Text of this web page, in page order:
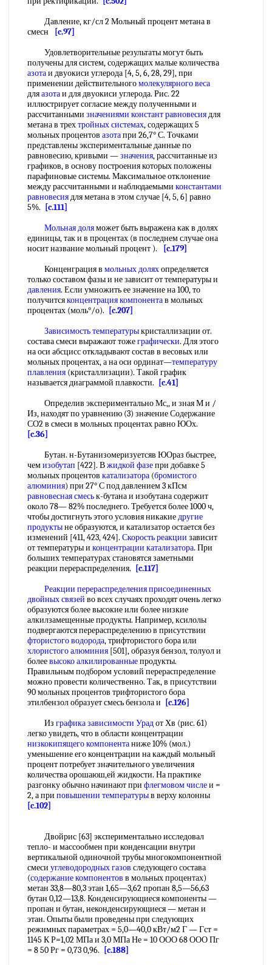
Давление, кг/сл 2 Мольный процент метана в
смесн
[c.97]
Удовлетворительные результаты могут быть
получены для систем, содержащих малые количества
азотаи двуокиси углерода [4, 5, 6, 28, 29], при
применении действительногомолекулярного веса
дляазотаи для двуокиси углерода. Рис. 22
иллюстрирует согласие между полученными и
рассчитанными значениями констант равновесиядля
метана в трехтройных системах, содержащих 5
мольных процентов азотапри 26,7° С. Точками
представлены экспериментальные данные по
равновесию, кривыми —значения, рассчитанные из
графиков, в основу построения которых положены
парафиновые системы. Максимальное отклонение
между рассчитанными и наблюдаемыми константами
равновесиядля метана в этом случае [4, 5, 6] равно
5%.
[c.111]
Мольная доляможет быть выражена как в долях
единицы, так и в процентах (в последнем случае она
носит название мольный процент ).
[c.179]
Конценграция в мольных доляхопределяется
только составом фазы и не зависит от температуры и
давления. Если умножить ее значение на 100, то
получитсяконцентрация компонентав мольных
процентах (моль°/о).
[c.207]
Зависимость температурыкристаллизации от.
состава смеси выражают тожеграфически. Для этого
на оси абсцисс откладывают состав в весовых или
мольных процентах, а на оси ординат—температуру
плавления (кристаллизации). Такой график
называется диаграммой плавкости.
[c.41]
Определив экспериментально Мс,, и зная М и /
Из, находят по уравнению (3) значение Содержание
СО2 в смеси в мольных процентах равно ЮОх.
[c.36]
Бутан. н-Бутанизомеризуетсяв ЮОраз быстрее,
чемизобутап [422]. Вжидкой фазепри добавке 5
мольных процентов катализатора (бромистого
алюминия) при 27° С под давлением 3 кПсм
равновесная смеськ-бутана и изобутана содержит
около 78— 82% последнего. Требуется более 1000 ч,
чтобы достигнуть этого условия никакиедругие
продуктыне образуются, и катализатор остается без
изменений [411, 423, 424]. Скорость реакции зависит
от температуры и концентрации катализатора. При
больших температурах становятся заметными
реакции перераспределения.
[c.117]
Реакции перераспределенияприсоединенных
двойных связей во всех случаях проходят очень легко
образуются более высокие или более низкие
алкилзамещенные продукты. Например, ксилолы
подвергаются перераспределению в присутствии
фтористого водорода, трифтористого бора или
хлористого алюминия [501], образуя бензол, толуол и
болеевысоко алкилированныепродукты.
Правильным подбором условий перераспределение
можно провести количественно. Так, в присутствии
90 мольных процентов трифтористого бора
этилбензол образует смесь бензола и
[c.126]
Из графика зависимости Урадот Хв (рис. 61)
легко увидеть, что в области концентрации
низкокипящего компонентаниже 10% (мол.)
уменьшение его концентрации на каждый мольный
процент потребует значительного увеличения
количества орошаюш,ей жидкости. На практике
разгонку обычно начинают при флегмовом числеи =
2, а при повышении температурыв верху колонны
[c.102]
Двойрис [63] экспериментально исследовал
тепло- и массообмен при конденсации внутри
вертикальной одиночной трубы многокомпонентной
смеси углеводородных газов следующего состава
(содержание компонентов в мольных процентах)
метан 33,8—80,3 этан 1,65—3,62 пропан 8,5—56,63
бутан 0,12—13,8. Конденсирующиеся компоненты —
пропан и бутан, неконденсирующиеся — метан и
этан. Опыты были проведены при следующих
режимных параметрах = 5,0—40,0 кВт/м2 Г — Гст =
1145 К Р=1,02 МПа и 3,0 МПа Не = 10 ООО 68 ООО Пг
= 8 50 Рг = 0,73 0,96.
[c.188]